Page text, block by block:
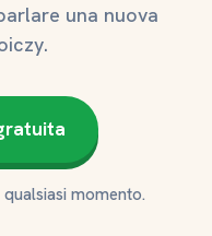
una nuova
momento.